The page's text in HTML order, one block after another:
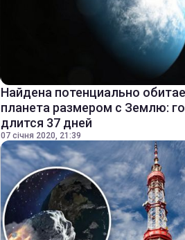
Найдена потенциально
планета размером с Землю:
длится 37 дней
07 січня 2020, 21:39